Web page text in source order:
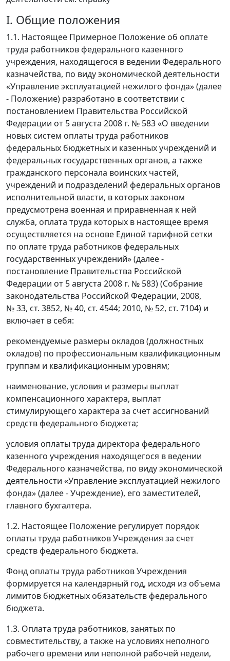
I. Общие положения
1.1. Настоящее Примерное Положение об оплате
труда работников федерального казенного
учреждения, находящегося в ведении Федерального
казначейства, по виду экономической деятельности
«Управление эксплуатацией нежилого фонда» (далее
- Положение) разработано в соответствии с
постановлением Правительства Российской
Федерации от 5 августа 2008 г. № 583 «О введении
новых систем оплаты труда работников
федеральных бюджетных и казенных учреждений и
федеральных государственных органов, а также
гражданского персонала воинских частей,
учреждений и подразделений федеральных органов
исполнительной власти, в которых законом
предусмотрена военная и приравненная к ней
служба, оплата труда которых в настоящее время
осуществляется на основе Единой тарифной сетки
по оплате труда работников федеральных
государственных учреждений» (далее -
постановление Правительства Российской
Федерации от 5 августа 2008 г. № 583) (Собрание
законодательства Российской Федерации, 2008,
№ 33, ст. 3852, № 40, ст. 4544; 2010, № 52, ст. 7104) и
включает в себя:
рекомендуемые размеры окладов (должностных
окладов) по профессиональным квалификационным
группам и квалификационным уровням;
наименование, условия и размеры выплат
компенсационного характера, выплат
стимулирующего характера за счет ассигнований
средств федерального бюджета;
условия оплаты труда директора федерального
казенного учреждения находящегося в ведении
Федерального казначейства, по виду экономической
деятельности «Управление эксплуатацией нежилого
фонда» (далее - Учреждение), его заместителей,
главного бухгалтера.
1.2. Настоящее Положение регулирует порядок
оплаты труда работников Учреждения за счет
средств федерального бюджета.
Фонд оплаты труда работников Учреждения
формируется на календарный год, исходя из объема
лимитов бюджетных обязательств федерального
бюджета.
1.3. Оплата труда работников, занятых по
совместительству, а также на условиях неполного
рабочего времени или неполной рабочей недели,